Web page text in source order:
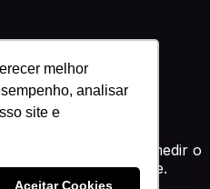
melhor
analisar
site e
Aceitar Cookies
LTDA · CNPJ
DFScience Play®
sua experiência, medir o
conteúdo. Você decide.